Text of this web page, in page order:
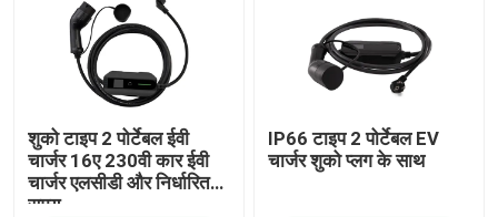
शुको टाइप 2 पोर्टेबल ईवी
चार्जर 16ए 230वी कार ईवी
चार्जर एलसीडी और निर्धारित
समय
IP66 टाइप 2 पोर्टेबल EV
चार्जर शुको प्लग के साथ